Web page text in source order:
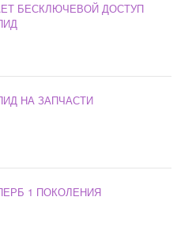
БЕСКЛЮЧЕВОЙ ДОСТУП
НА ЗАПЧАСТИ
1 ПОКОЛЕНИЯ